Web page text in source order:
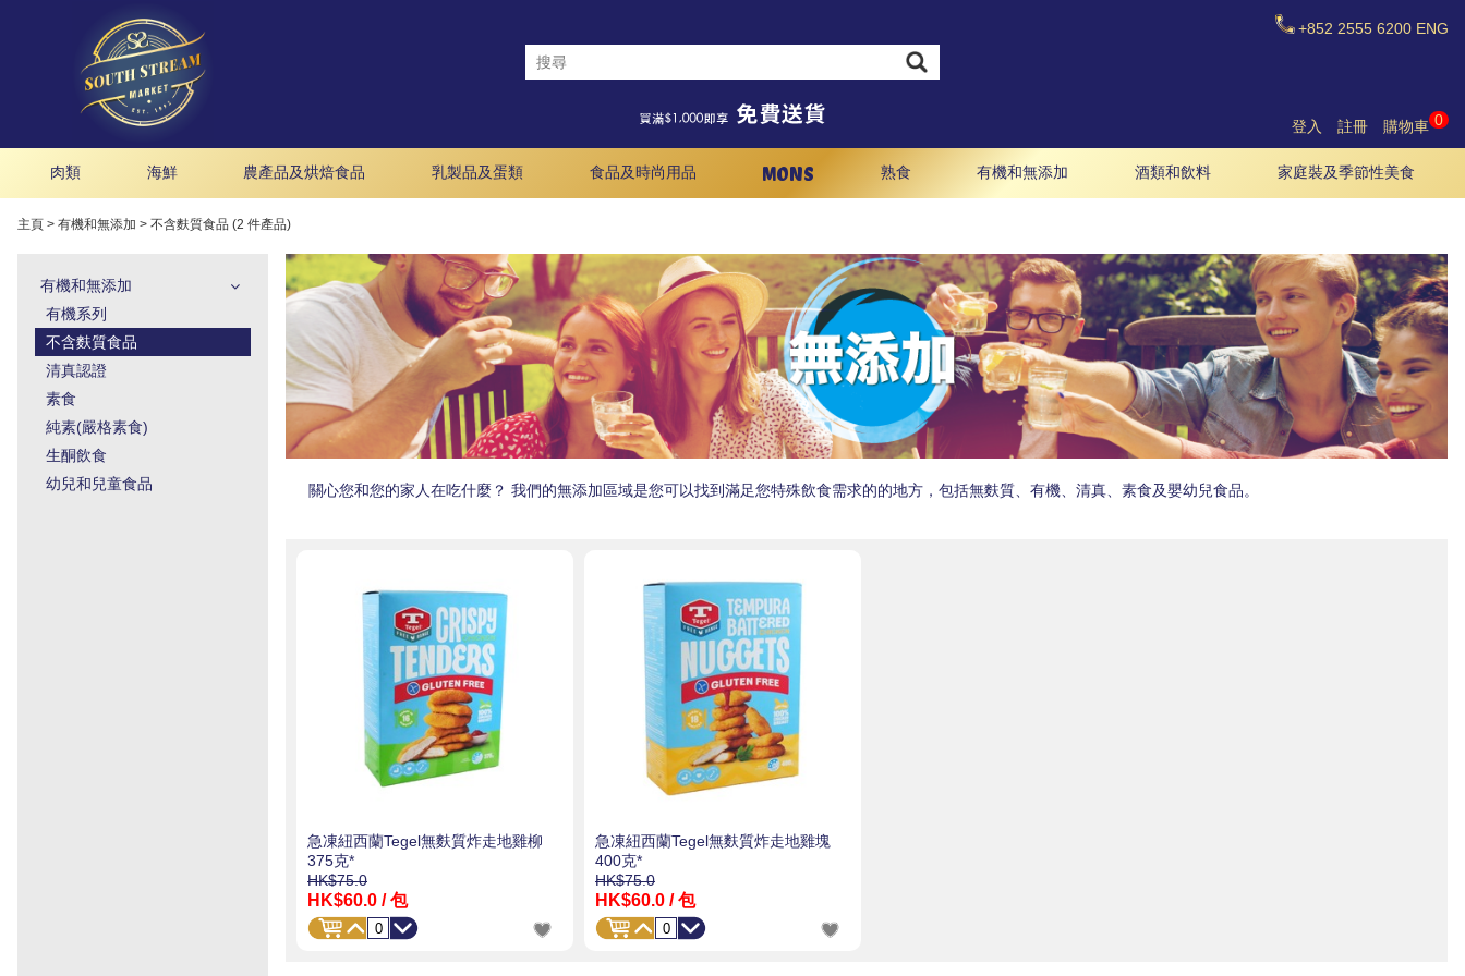
+852 2555 6200 ENG
登入 註冊 購物車 0
肉類 海鮮 農產品及烘焙食品 乳製品及蛋類 食品及時尚用品 MONS 熟食 有機和無添加 酒類和飲料 家庭裝及季節性美食
主頁 > 有機和無添加 > 不含麩質食品 (2 件產品)
關心您和您的家人在吃什麼？ 我們的無添加區域是您可以找到滿足您特殊飲食需求的的地方，包括無麩質、有機、清真、素食及嬰幼兒食品。
急凍紐西蘭Tegel無麩質炸走地雞柳
375克*
HK$75.0
HK$60.0 / 包
急凍紐西蘭Tegel無麩質炸走地雞塊
400克*
HK$75.0
HK$60.0 / 包
有機和無添加
有機系列
不含麩質食品
清真認證
素食
純素(嚴格素食)
生酮飲食
幼兒和兒童食品